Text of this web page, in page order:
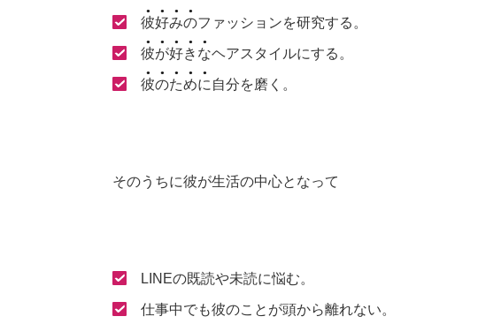
彼好みのファッションを研究する。
彼が好きなヘアスタイルにする。
彼のために 自分を磨く。
そのうちに彼が生活の中心となって
LINEの既読や未読に悩む。
仕事中でも彼のことが頭から離れない。